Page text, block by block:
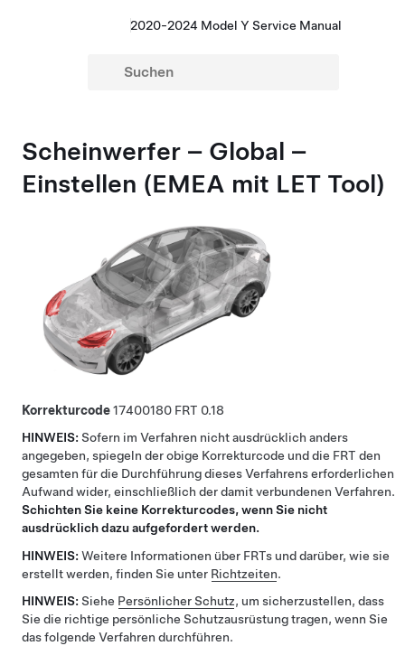
2020-2024 Model Y Service Manual
Scheinwerfer – Global –
Einstellen (EMEA mit LET Tool)
Korrekturcode17400180
0.18
HINWEIS: Sofern im Verfahren nicht ausdrücklich anders
angegeben, spiegeln der obige Korrekturcode und die FRT den
gesamten für die Durchführung dieses Verfahrens erforderlichen
Aufwand wider, einschließlich der damit verbundenen Verfahren.
Schichten Sie keine Korrekturcodes, wenn Sie nicht
ausdrücklich dazu aufgefordert werden.
HINWEIS: Weitere Informationen über FRTs und darüber, wie sie
erstellt werden, finden Sie unter Richtzeiten.
HINWEIS: Siehe Persönlicher Schutz, um sicherzustellen, dass
Sie die richtige persönliche Schutzausrüstung tragen, wenn Sie
das folgende Verfahren durchführen.